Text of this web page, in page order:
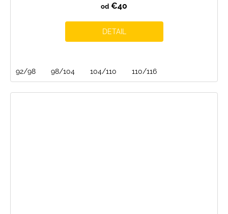
od €40
DETAIL
92/98 98/104 104/110 110/116